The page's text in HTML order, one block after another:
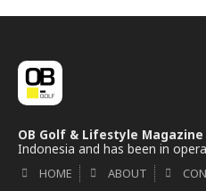
OB Golf & Lifestyle Magazine
Indonesia and has been in
HOME ABOUT